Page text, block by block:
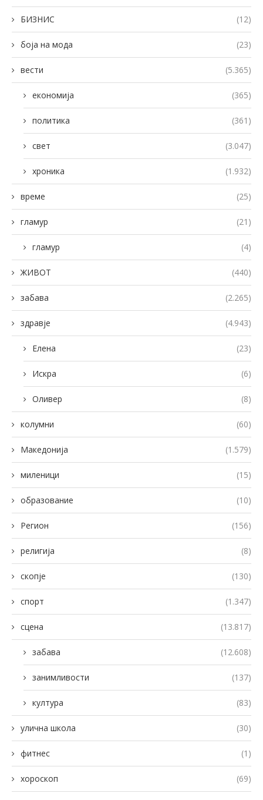
БИЗНИС (12)
боја на мода (23)
вести (5.365)
економија (365)
политика (361)
свет (3.047)
хроника (1.932)
време (25)
гламур (21)
гламур (4)
ЖИВОТ (440)
забава (2.265)
здравје (4.943)
Елена (23)
Искра (6)
Оливер (8)
колумни (60)
Македонија (1.579)
миленици (15)
образование (10)
Регион (156)
религија (8)
скопје (130)
спорт (1.347)
сцена (13.817)
забава (12.608)
занимливости (137)
култура (83)
улична школа (30)
фитнес (1)
хороскоп (69)